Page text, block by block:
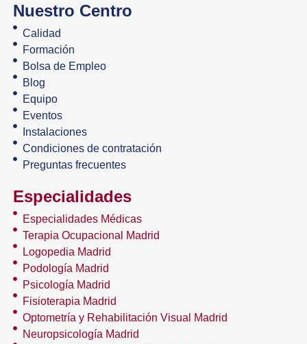
Nuestro Centro
Calidad
Formación
Bolsa de Empleo
Blog
Equipo
Eventos
Instalaciones
Condiciones de contratación
Preguntas frecuentes
Especialidades
Especialidades Médicas
Terapia Ocupacional Madrid
Logopedia Madrid
Podología Madrid
Psicología Madrid
Fisioterapia Madrid
Optometría y Rehabilitación Visual Madrid
Neuropsicología Madrid